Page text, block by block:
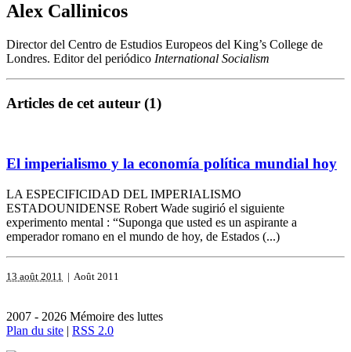
Alex Callinicos
Director del Centro de Estudios Europeos del King’s College de
Londres. Editor del periódico International Socialism
Articles de cet auteur (1)
El imperialismo y la economía política mundial hoy
LA ESPECIFICIDAD DEL IMPERIALISMO
ESTADOUNIDENSE Robert Wade sugirió el siguiente
experimento mental : “Suponga que usted es un aspirante a
emperador romano en el mundo de hoy, de Estados (...)
13 août 2011 | Août 2011
2007 - 2026 Mémoire des luttes
Plan du site | RSS 2.0